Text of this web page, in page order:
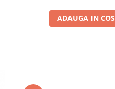
ADAUGA IN COS